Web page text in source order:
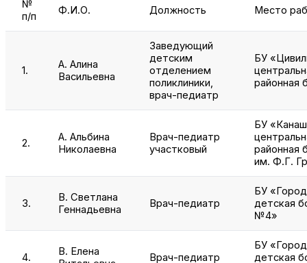
№
п/п
Ф.И.О. Должность Место
1.
А. Алина
Васильевна
Заведующий
детским
отделением
поликлиники,
врач-педиатр
БУ
районная
2.
А. Альбина
Николаевна
Врач-педиатр
участковый
БУ
районная
им. Ф.Г.
3.
В. Светлана
Геннадьевна
Врач-педиатр
БУ
детская
№4»
4.
В. Елена
Врач-педиатр
БУ
детская